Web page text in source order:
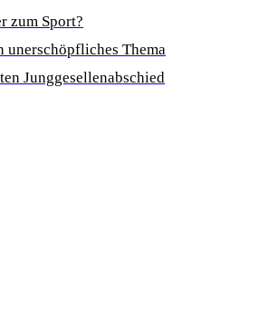
zum Sport?
unerschöpfliches Thema
Junggesellenabschied